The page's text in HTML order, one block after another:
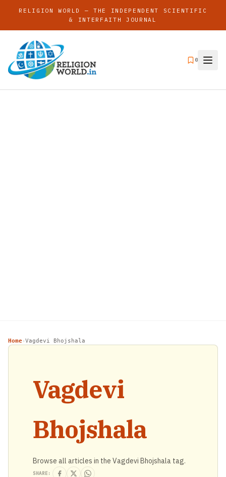
RELIGION WORLD — THE INDEPENDENT SCIENTIFIC
& INTERFAITH JOURNAL
0
Home›Vagdevi Bhojshala
Vagdevi
Bhojshala
Browse all articles in the Vagdevi Bhojshala tag.
SHARE: